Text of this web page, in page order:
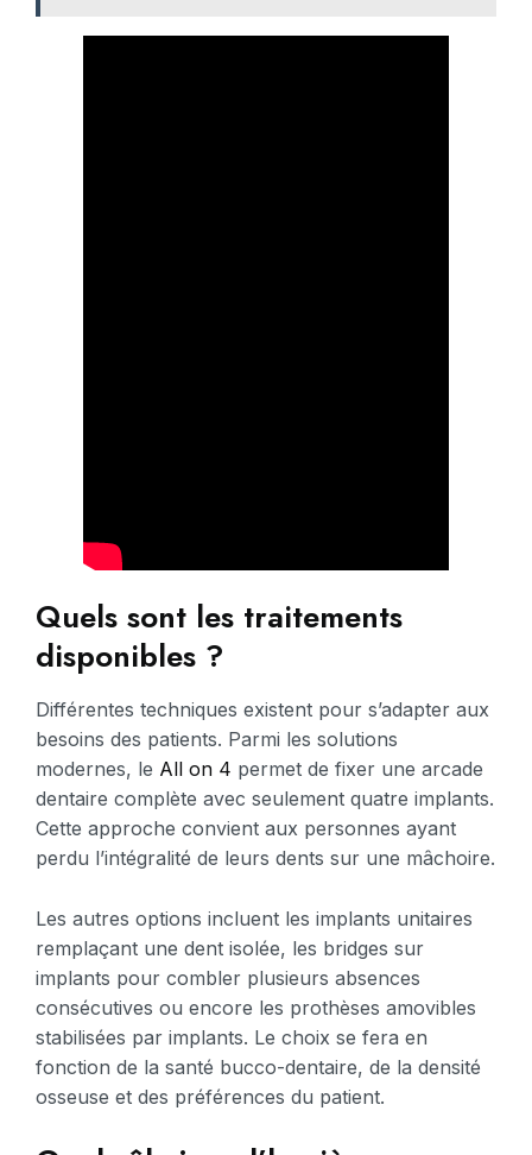
Quels sont les traitements
disponibles ?
Différentes techniques existent pour s’adapter aux
besoins des patients. Parmi les solutions
modernes, le All on 4 permet de fixer une arcade
dentaire complète avec seulement quatre implants.
Cette approche convient aux personnes ayant
perdu l’intégralité de leurs dents sur une mâchoire.
Les autres options incluent les implants unitaires
remplaçant une dent isolée, les bridges sur
implants pour combler plusieurs absences
consécutives ou encore les prothèses amovibles
stabilisées par implants. Le choix se fera en
fonction de la santé bucco-dentaire, de la densité
osseuse et des préférences du patient.